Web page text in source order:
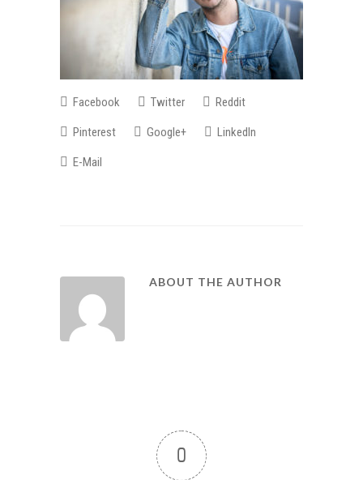
Facebook Twitter Reddit
Pinterest Google+ LinkedIn
E-Mail
ABOUT THE AUTHOR
0